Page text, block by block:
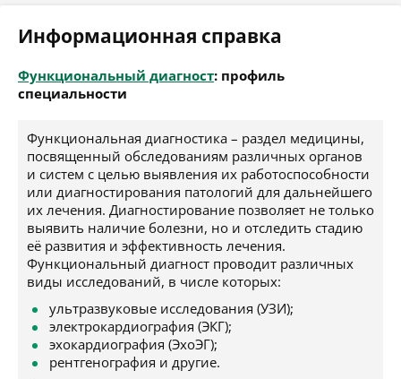
Информационная справка
Функциональный диагност: профиль
специальности
Функциональная диагностика – раздел медицины,
посвященный обследованиям различных органов
и систем с целью выявления их работоспособности
или диагностирования патологий для дальнейшего
их лечения. Диагностирование позволяет не только
выявить наличие болезни, но и отследить стадию
её развития и эффективность лечения.
Функциональный диагност проводит различных
виды исследований, в числе которых:
ультразвуковые исследования (УЗИ);
электрокардиография (ЭКГ);
эхокардиография (ЭхоЭГ);
рентгенография и другие.